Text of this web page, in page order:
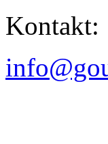
Kontakt: